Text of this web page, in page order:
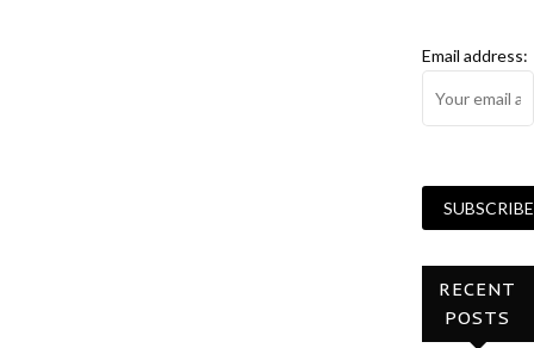
Email address:
RECENT
POSTS